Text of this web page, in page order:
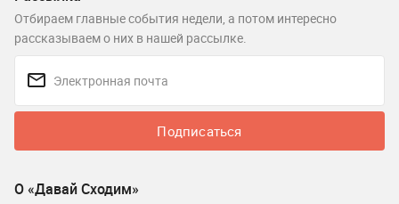
Отбираем главные события недели, а потом интересно
рассказываем о них в нашей рассылке.
Подписаться
О «Давай Сходим»